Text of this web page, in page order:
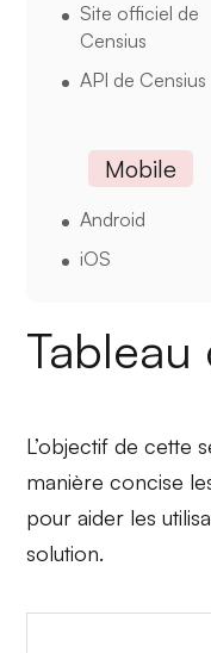
Site officiel de
Censius
API de Censius
Mobile
Android
iOS
Tableau
L’objectif de cette
manière concise
pour aider les
solution.